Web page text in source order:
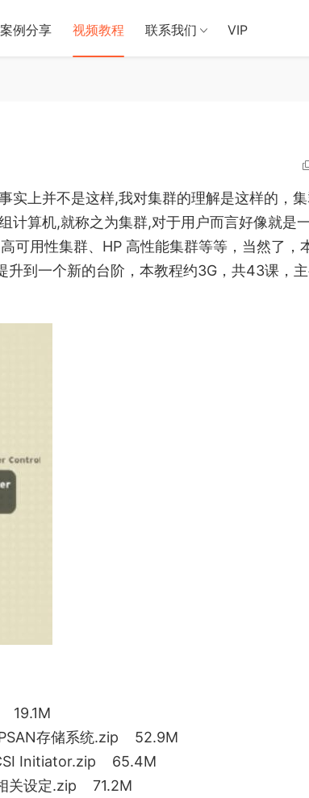
案例分享 视频教程 联系我们 VIP
实上并不是这样,我对集群的理解是这样的，
计算机,就称之为集群,对于用户而言好像就是
可用性集群、HP 高性能集群等等，当然了，
到一个新的台阶，本教程约3G，共43课，
19.1M
存储系统.zip 52.9M
Initiator.zip 65.4M
关设定.zip 71.2M